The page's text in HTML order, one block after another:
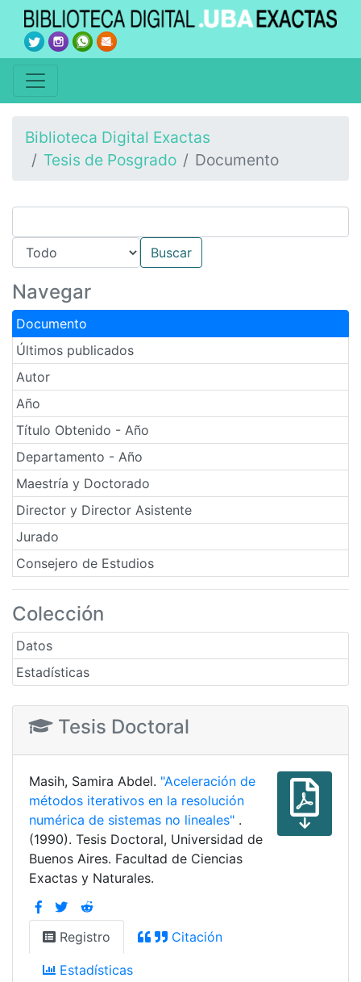
Biblioteca Digital Exactas
Tesis de Posgrado
Documento
Navegar
Documento
Últimos publicados
Autor
Año
Título Obtenido - Año
Departamento - Año
Maestría y Doctorado
Director y Director Asistente
Jurado
Consejero de Estudios
Colección
Datos
Estadísticas
Tesis Doctoral
Masih, Samira Abdel. "Aceleración de
métodos iterativos en la resolución
numérica de sistemas no lineales" .
(1990). Tesis Doctoral, Universidad de
Buenos Aires. Facultad de Ciencias
Exactas y Naturales.
Registro Citación
Estadísticas